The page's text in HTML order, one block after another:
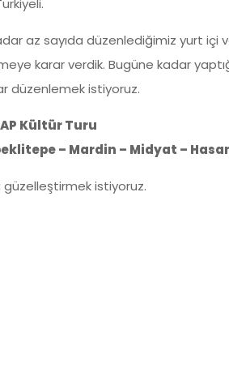
az sayıda düzenlediğimiz yurt içi ve
karar verdik. Bugüne kadar
düzenlemek istiyoruz.
Kültür Turu
– Mardin – Midyat –
güzelleştirmek istiyoruz.